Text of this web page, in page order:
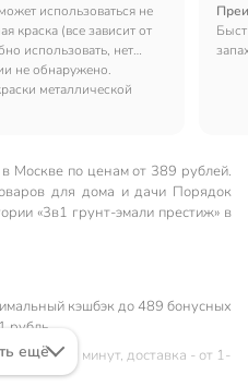
использоваться не
краска (все зависит от
использовать, нет
инвентаре.
не обнаружено.
металлической
Москве по ценам от 389 рублей.
для дома и дачи Порядок
«3в1 грунт-эмали престиж» в
кэшбэк до 489 бонусных
рубль.
от 60 минут, доставка - от 1-
ещё